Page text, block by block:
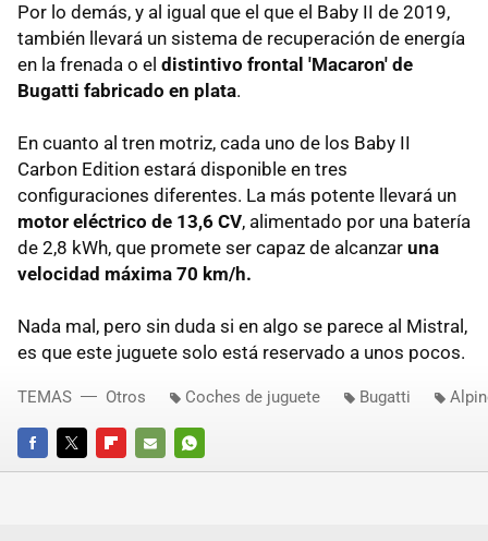
Por lo demás, y al igual que el que el Baby II de 2019,
también llevará un sistema de recuperación de energía
en la frenada o el distintivo frontal 'Macaron' de
Bugatti fabricado en plata.
En cuanto al tren motriz, cada uno de los Baby II
Carbon Edition estará disponible en tres
configuraciones diferentes. La más potente llevará un
motor eléctrico de 13,6 CV, alimentado por una batería
de 2,8 kWh, que promete ser capaz de alcanzar una
velocidad máxima 70 km/h.
Nada mal, pero sin duda si en algo se parece al Mistral,
es que este juguete solo está reservado a unos pocos.
FACEBOOKTWITTERFLIPBOARD
E-
WHATSAPP
TEMAS Otros Coches de juguete Bugatti